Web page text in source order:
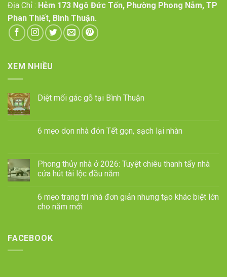
Địa Chỉ : Hẻm 173 Ngô Đức Tốn, Phường Phong Nẫm, TP
Phan Thiết, Bình Thuận.
XEM NHIỀU
Diệt mối gác gỗ tại Bình Thuận
6 mẹo dọn nhà đón Tết gọn, sạch lại nhàn
Phong thủy nhà ở 2026: Tuyệt chiêu thanh tẩy nhà
cửa hút tài lộc đầu năm
6 mẹo trang trí nhà đơn giản nhưng tạo khác biệt lớn
cho năm mới
FACEBOOK